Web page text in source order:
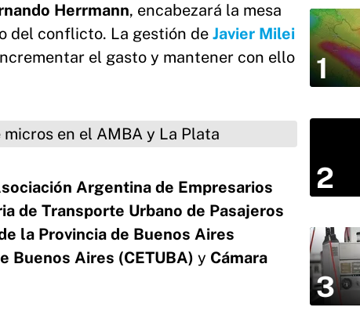
Herrmann, encabezará la mesa
del conflicto. La gestión de Javier Milei
el gasto y mantener con ello
Argentina de Empresarios
de Transporte Urbano de Pasajeros
la Provincia de Buenos Aires
Buenos Aires (CETUBA) y Cámara